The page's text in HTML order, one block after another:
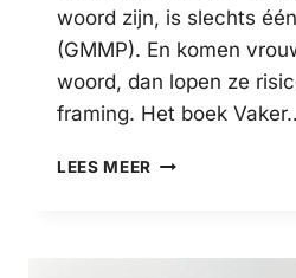
woord zijn, is slechts
(GMMP). En komen
woord, dan lopen ze
framing. Het boek
LEES MEER
VROUWELIJKE